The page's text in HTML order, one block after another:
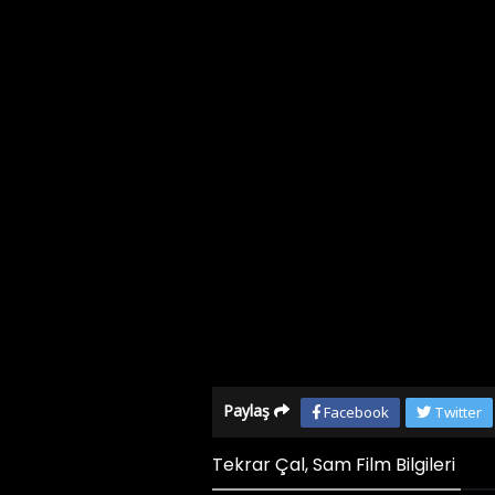
Paylaş Facebook Twitter
Tekrar Çal, Sam Film Bilgileri